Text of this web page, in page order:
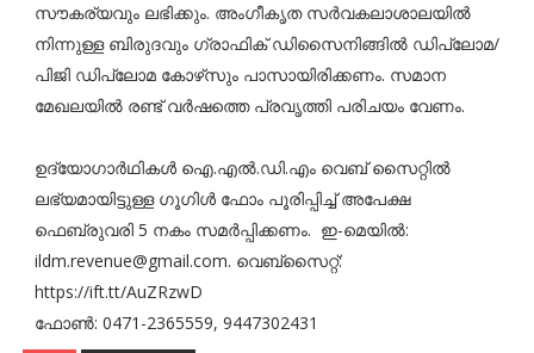
സൗകര്യവും ലഭിക്കും. അംഗീകൃത സർവകലാശാലയിൽ
നിന്നുള്ള ബിരുദവും ഗ്രാഫിക് ഡിസൈനിങ്ങിൽ ഡിപ്ലോമ/
പിജി ഡിപ്ലോമ കോഴ്‌സും പാസായിരിക്കണം. സമാന
മേഖലയിൽ രണ്ട് വർഷത്തെ പ്രവൃത്തി പരിചയം വേണം.
ഉദ്യോഗാർഥികൾ ഐ.എൽ.ഡി.എം വെബ് സൈറ്റിൽ
ലഭ്യമായിട്ടുള്ള ഗൂഗിൾ ഫോം പൂരിപ്പിച്ച് അപേക്ഷ
ഫെബ്രുവരി 5 നകം സമർപ്പിക്കണം. ഇ-മെയിൽ:
ildm.revenue@gmail.com. വെബ്‌സൈറ്റ്:
https://ift.tt/AuZRzwD
ഫോൺ: 0471-2365559, 9447302431